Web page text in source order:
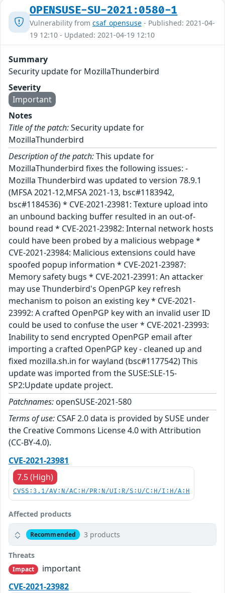
OPENSUSE-SU-2021:0580-1
Vulnerability from csaf_opensuse - Published: 2021-04-
19 12:10 - Updated: 2021-04-19 12:10
Summary
Security update for MozillaThunderbird
Severity
Important
Notes
Title of the patch:Security update for
MozillaThunderbird
Description of the patch:This update for
MozillaThunderbird fixes the following issues: -
Mozilla Thunderbird was updated to version 78.9.1
(MFSA 2021-12,MFSA 2021-13, bsc#1183942,
bsc#1184536) * CVE-2021-23981: Texture upload into
an unbound backing buffer resulted in an out-of-
bound read * CVE-2021-23982: Internal network hosts
could have been probed by a malicious webpage *
CVE-2021-23984: Malicious extensions could have
spoofed popup information * CVE-2021-23987:
Memory safety bugs * CVE-2021-23991: An attacker
may use Thunderbird's OpenPGP key refresh
mechanism to poison an existing key * CVE-2021-
23992: A crafted OpenPGP key with an invalid user ID
could be used to confuse the user * CVE-2021-23993:
Inability to send encrypted OpenPGP email after
importing a crafted OpenPGP key - cleaned up and
fixed mozilla.sh.in for wayland (bsc#1177542) This
update was imported from the SUSE:SLE-15-
SP2:Update update project.
Patchnames: openSUSE-2021-580
Terms of use: CSAF 2.0 data is provided by SUSE under
the Creative Commons License 4.0 with Attribution
(CC-BY-4.0).
CVE-2021-23981
7.5 (High)
CVSS:3.1/AV:N/AC:H/PR:N/UI:R/S:U/C:H/I:H/A:H
Affected products
Recommended 3 products
Threats
Impact
important
CVE-2021-23982